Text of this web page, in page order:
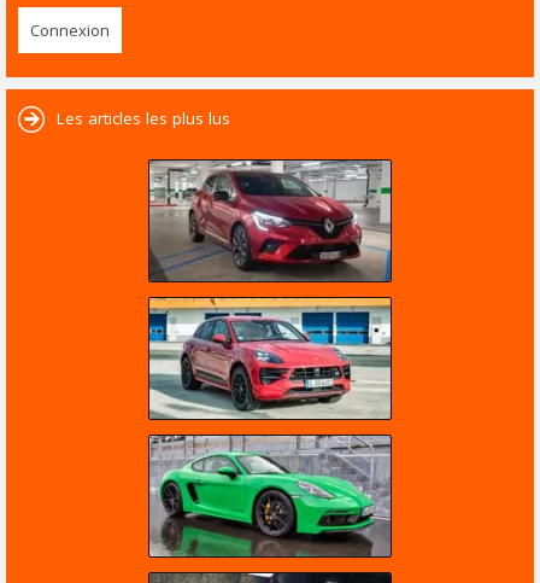
Les articles les plus lus